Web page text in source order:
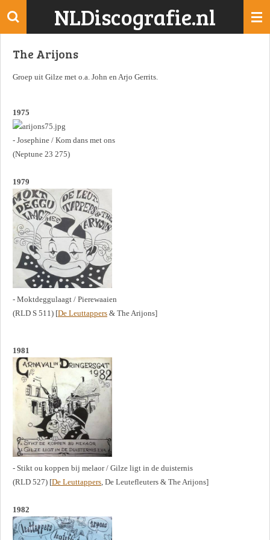
Ga
de
NLDiscografie.nl
The Arijons
Groep uit Gilze met o.a. John en Arjo Gerrits.
1975
- Josephine / Kom dans met ons
(Neptune 23 275)
1979
- Moktdeggulaagt / Pierewaaien
(RLD S 511) [De Leuttappers & The Arijons]
1981
- Stikt ou koppen bij melaor / Gilze ligt in de duisternis
(RLD 527) [De Leuttappers, De Leutefleuters & The Arijons]
1982